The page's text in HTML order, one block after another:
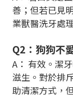
善；但若已見
業獸醫洗牙處
Q2：狗狗不
A： 有效。潔
滋生。對於排
助清潔方式，